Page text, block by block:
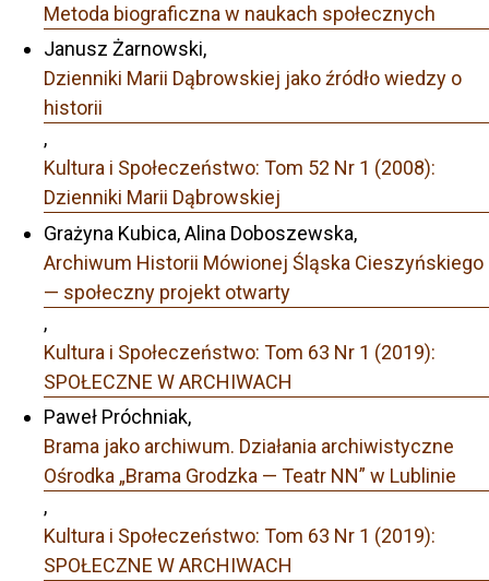
Metoda biograficzna w naukach społecznych
Janusz Żarnowski,
Dzienniki Marii Dąbrowskiej jako źródło wiedzy o
historii
,
Kultura i Społeczeństwo: Tom 52 Nr 1 (2008):
Dzienniki Marii Dąbrowskiej
Grażyna Kubica, Alina Doboszewska,
Archiwum Historii Mówionej Śląska Cieszyńskiego
— społeczny projekt otwarty
,
Kultura i Społeczeństwo: Tom 63 Nr 1 (2019):
SPOŁECZNE W ARCHIWACH
Paweł Próchniak,
Brama jako archiwum. Działania archiwistyczne
Ośrodka „Brama Grodzka — Teatr NN” w Lublinie
,
Kultura i Społeczeństwo: Tom 63 Nr 1 (2019):
SPOŁECZNE W ARCHIWACH